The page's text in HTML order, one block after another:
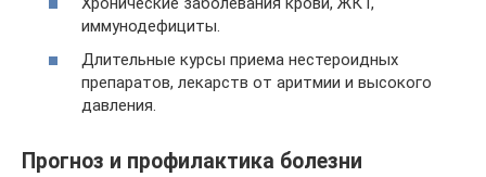
иммунодефициты.
Длительные курсы приема нестероидных
препаратов, лекарств от аритмии и высокого
давления.
Прогноз и профилактика болезни